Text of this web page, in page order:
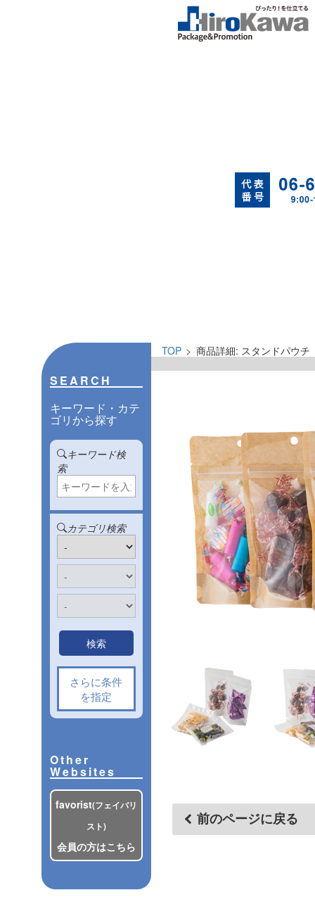
SEARCH
キーワード・カテ
ゴリから探す
キーワード検
索
カテゴリ検索
検索
さらに条件
を指定
Other
Websites
favorist(フェイバリ
スト)
会員の方はこちら
TOP 商品詳細: スタンドパウチ
前のページに戻る